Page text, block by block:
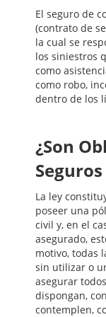
El seguro de
(contrato de
la cual se
los siniestros
como
como robo,
dentro de los
¿Son
La ley
poseer una
civil y, en el
asegurado,
motivo, todas
sin utilizar o
asegurar
dispongan,
contemplen,